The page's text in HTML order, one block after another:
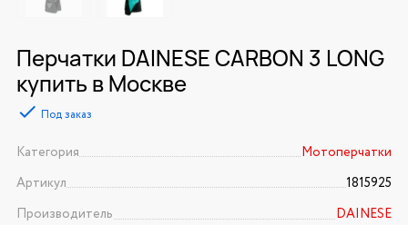
Перчатки DAINESE CARBON 3 LONG
купить в Москве
Под заказ
Категория
Мотоперчатки
Артикул
1815925
Производитель
DAINESE